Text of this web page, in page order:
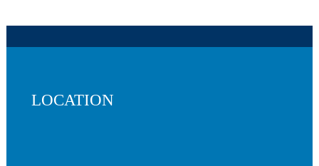
LOCATION